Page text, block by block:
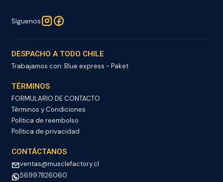
Síguenos
DESPACHO A TODO CHILE
Trabajamos con: Blue express - Paket
TÉRMINOS
FORMULARIO DE CONTACTO
Términos y Condiciones
Política de reembolso
Política de privacidad
CONTÁCTANOS
ventas@musclefactory.cl
56997826060